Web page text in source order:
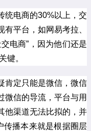
统电商的30%以上，交
平台，如网易考拉、
电商”，因为他们还是
键。
肯定只能是微信，微信
微信的导流，平台与用
他渠道无法比拟的，并
传播本来就是根据圈层